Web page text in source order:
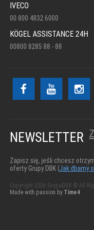
IVECO
00 800 4832 6000
KÖGEL ASSISTANCE 24H
00800 8285 88 - 88
NEWSLETTER
Zapisz się, jeśli chcesz
oferty Grupy DBK (Jak dbamy
Copyright 2026 GrupaDBK © All
Made with passion by Time4